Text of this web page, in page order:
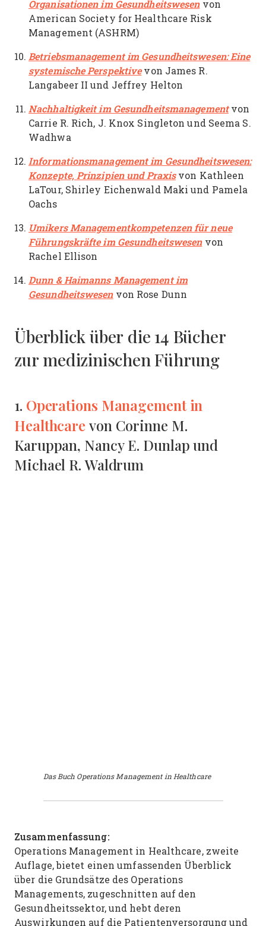
Organisationen im Gesundheitswesenvon
American Society for Healthcare Risk
Management (ASHRM)
Betriebsmanagement im Gesundheitswesen: Eine
systemische Perspektivevon James R.
Langabeer II und Jeffrey Helton
Nachhaltigkeit im Gesundheitsmanagementvon
Carrie R. Rich, J. Knox Singleton und Seema S.
Wadhwa
Informationsmanagement im Gesundheitswesen:
Konzepte, Prinzipien und Praxisvon Kathleen
LaTour, Shirley Eichenwald Maki und Pamela
Oachs
Umikers Managementkompetenzen für neue
Führungskräfte im Gesundheitswesenvon
Rachel Ellison
Dunn & Haimanns Management im
Gesundheitswesenvon Rose Dunn
Überblick über die 14 Bücher
zur medizinischen Führung
1. Operations Management in
Healthcare von Corinne M.
Karuppan, Nancy E. Dunlap und
Michael R. Waldrum
Das Buch Operations Management in Healthcare
Zusammenfassung:
Operations Management in Healthcare, zweite
Auflage, bietet einen umfassenden Überblick
über die Grundsätze des Operations
Managements, zugeschnitten auf den
Gesundheitssektor, und hebt deren
Auswirkungen auf die Patientenversorgung und